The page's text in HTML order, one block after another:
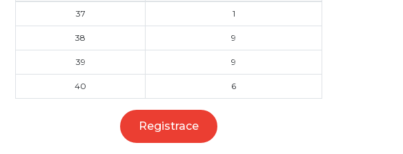
37 1
38 9
39 9
40 6
Registrace